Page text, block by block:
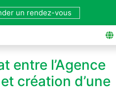
un rendez-vous
entre l’Agence
création d’une